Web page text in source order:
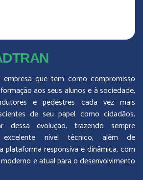
que tem como compromisso
aos seus alunos e à sociedade,
e pedestres cada vez mais
de seu papel como cidadãos.
dessa evolução, trazendo sempre
excelente nível técnico, além de
plataforma responsiva e dinâmica, com
e atual para o desenvolvimento